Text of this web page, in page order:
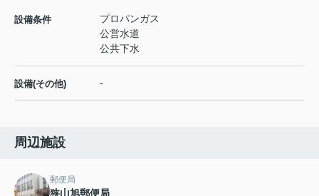
設備条件
プロパンガス
公営水道
公共下水
設備(その他) -
周辺施設
郵便局
狭山旭郵便局